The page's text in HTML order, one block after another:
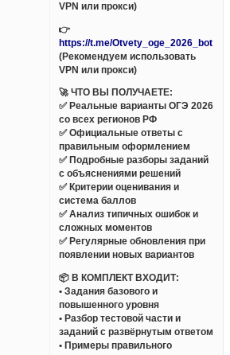
VPN или прокси)
👉
https://t.me/Otvety_oge_2026_bot
(Рекомендуем использовать
VPN или прокси)
🚀 ЧТО ВЫ ПОЛУЧАЕТЕ:
✅ Реальные варианты ОГЭ 2026
со всех регионов РФ
✅ Официальные ответы с
правильным оформлением
✅ Подробные разборы заданий
с объяснениями решений
✅ Критерии оценивания и
система баллов
✅ Анализ типичных ошибок и
сложных моментов
✅ Регулярные обновления при
появлении новых вариантов
📦 В КОМПЛЕКТ ВХОДИТ:
• Задания базового и
повышенного уровня
• Разбор тестовой части и
заданий с развёрнутым ответом
• Примеры правильного